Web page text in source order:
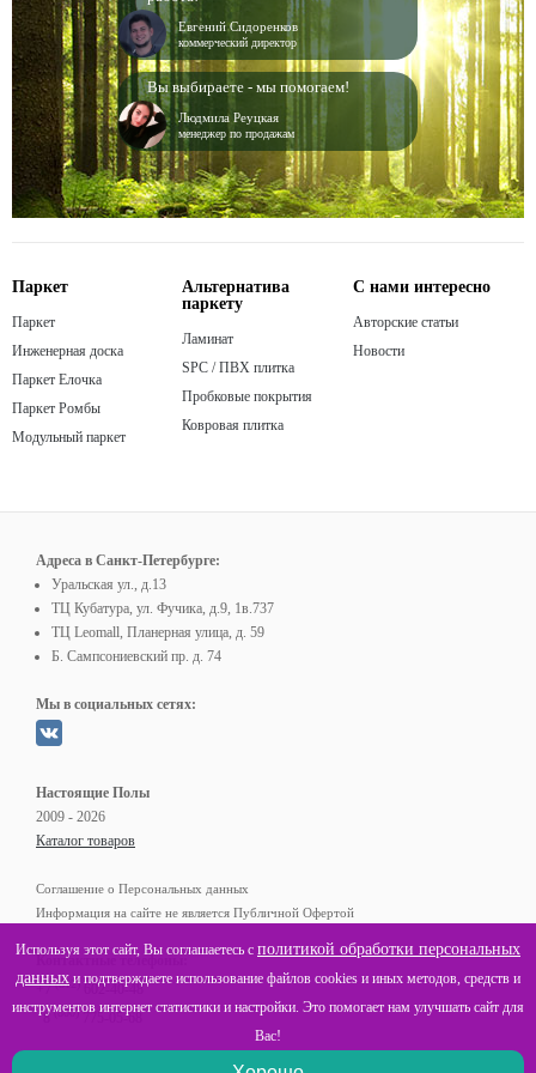
Евгений Сидоренков
коммерческий директор
Вы выбираете - мы помогаем!
Людмила Реуцкая
менеджер по продажам
Паркет
Паркет
Инженерная доска
Паркет Елочка
Паркет Ромбы
Модульный паркет
Альтернатива
паркету
Ламинат
SPC / ПВХ плитка
Пробковые покрытия
Ковровая плитка
С нами интересно
Авторские статьи
Новости
Адреса в Санкт-Петербурге:
Уральская ул., д.13
ТЦ Кубатура, ул. Фучика, д.9, 1в.737
ТЦ Leomall, Планерная улица, д. 59
Б. Сампсониевский пр. д. 74
Мы в социальных сетях:
Настоящие Полы
2009 - 2026
Каталог товаров
Соглашение о Персональных данных
Информация на сайте не является Публичной Офертой
Контактные телефоны:
+7(812)
602-40-48
8 (800) 775-05-68
Используя этот сайт, Вы соглашаетесь с политикой обработки персональных
данных и подтверждаете использование файлов cookies и иных методов, средств и
инструментов интернет статистики и настройки. Это помогает нам улучшать сайт для
Вас!